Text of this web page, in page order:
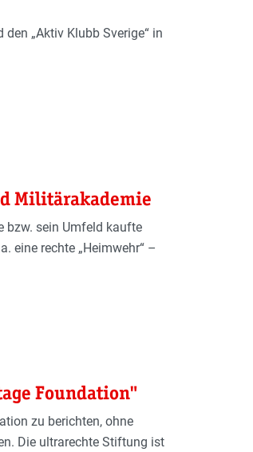
„Aktiv Klubb Sverige“ in
Militärakademie
bzw. sein Umfeld kaufte
eine rechte „Heimwehr“ –
Foundation"
zu berichten, ohne
Die ultrarechte Stiftung ist